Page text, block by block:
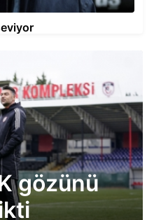
gözünü